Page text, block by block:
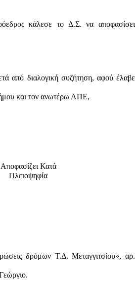
κάλεσε το Δ.Σ. να αποφασίσει
από διαλογική συζήτηση, αφού έλαβε
και τον ανωτέρω ΑΠΕ,
Αποφασίζει Κατά
Πλειοψηφία
δρόμων Τ.Δ. Μεταγγιτσίου», αρ.